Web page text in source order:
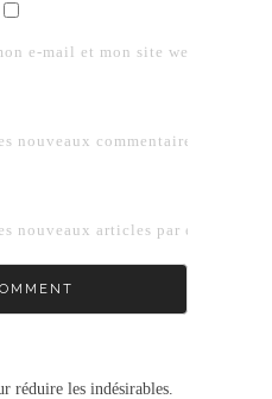
e-mail et mon site web dans le
nouveaux commentaires par e-
nouveaux articles par e-mail.
réduire les indésirables.